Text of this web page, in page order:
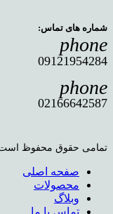
شماره های تماس:
phone
09121954284
phone
02166642587
تمامی حقوق محفوظ
صفحه اصلی
محصولات
وبلاگ
تماس با ما